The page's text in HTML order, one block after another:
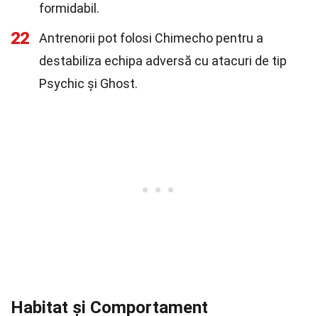
formidabil.
22
Antrenorii pot folosi Chimecho pentru a
destabiliza echipa adversă cu atacuri de tip
Psychic și Ghost.
Habitat și Comportament